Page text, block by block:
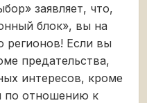
заявляет, что,
блок», вы на
регионов! Если вы
предательства,
интересов, кроме
по отношению к